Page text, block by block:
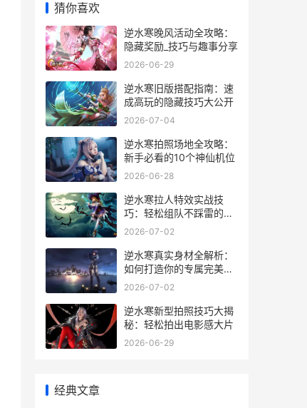
猜你喜欢
逆水寒晚风活动全攻略：
隐藏奖励_技巧与趣事分享
2026-06-29
逆水寒旧版搭配指南：速
成高玩的隐藏技巧大公开
2026-07-04
逆水寒拍照场地全攻略：
新手必看的10个神仙机位
2026-06-28
逆水寒拉人特效实战技
巧：轻松组队不踩雷的秘
籍
2026-07-02
逆水寒真实身材全解析：
如何打造你的专属完美角
色
2026-07-02
逆水寒新型拍照技巧大揭
秘：轻松拍出电影感大片
2026-06-29
经典文章